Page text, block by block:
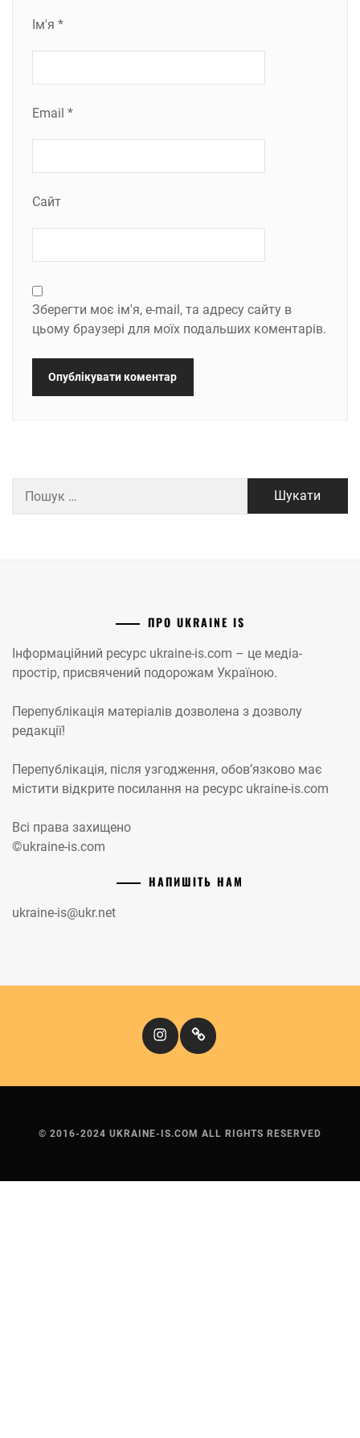
Ім'я *
Email *
Сайт
Зберегти моє ім'я, e-mail, та адресу сайту в
цьому браузері для моїх подальших коментарів.
ПРО UKRAINE IS
Інформаційний ресурс ukraine-is.com – це медіа-
простір, присвячений подорожам Україною.
Перепублікація матеріалів дозволена з дозволу
редакції!
Перепублікація, після узгодження, обов’язково має
містити відкрите посилання на ресурс ukraine-is.com
Всі права захищено
©ukraine-is.com
НАПИШІТЬ НАМ
ukraine-is@ukr.net
InstagramКіномандри
© 2016-2024 UKRAINE-IS.COM ALL RIGHTS RESERVED